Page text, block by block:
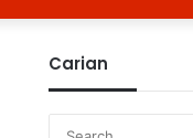
Carian